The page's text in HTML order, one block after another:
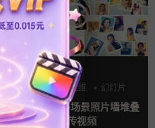
AE模板
LOGO动画
三维 幻灯片
ae相册模板 多场景照片墙堆叠
画廊幻灯片宣传视频